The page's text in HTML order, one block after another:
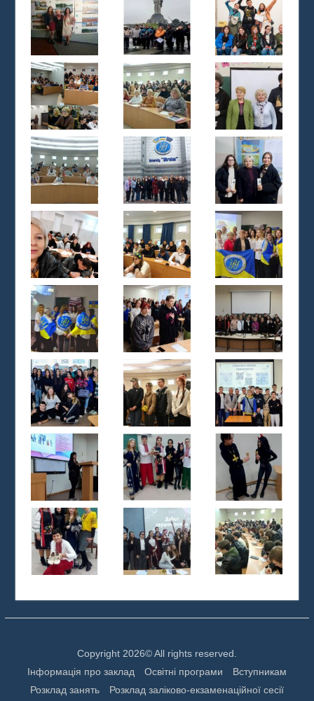
Copyright 2026© All rights reserved.
Інформація про заклад
Освітні програми
Вступникам
Розклад занять
Розклад заліково-екзаменаційної сесії